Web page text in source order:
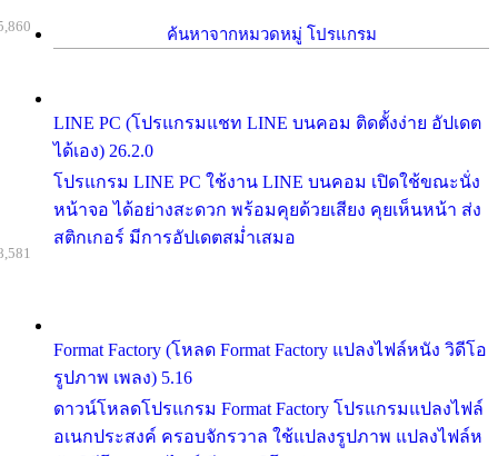
ค้นหาจากหมวดหมู่ โปรแกรม
LINE PC (โปรแกรมแชท LINE บนคอม ติดตั้งง่าย อัปเดต
ได้เอง) 26.2.0
โปรแกรม LINE PC ใช้งาน LINE บนคอม เปิดใช้ขณะนั่ง
หน้าจอ ได้อย่างสะดวก พร้อมคุยด้วยเสียง คุยเห็นหน้า ส่ง
สติกเกอร์ มีการอัปเดตสม่ำเสมอ
Format Factory (โหลด Format Factory แปลงไฟล์หนัง วิดีโอ
รูปภาพ เพลง) 5.16
ดาวน์โหลดโปรแกรม Format Factory โปรแกรมแปลงไฟล์
อเนกประสงค์ ครอบจักรวาล ใช้แปลงรูปภาพ แปลงไฟล์ห